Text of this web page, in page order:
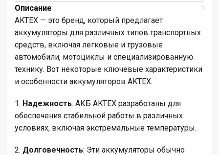
Описание
AKTEX — это бренд, который предлагает
аккумуляторы для различных типов транспортных
средств, включая легковые и грузовые
автомобили, мотоциклы и специализированную
технику. Вот некоторые ключевые характеристики
и особенности аккумуляторов AKTEX:
1. Надежность: АКБ AKTEX разработаны для
обеспечения стабильной работы в различных
условиях, включая экстремальные температуры.
2. Долговечность: Эти аккумуляторы обычно